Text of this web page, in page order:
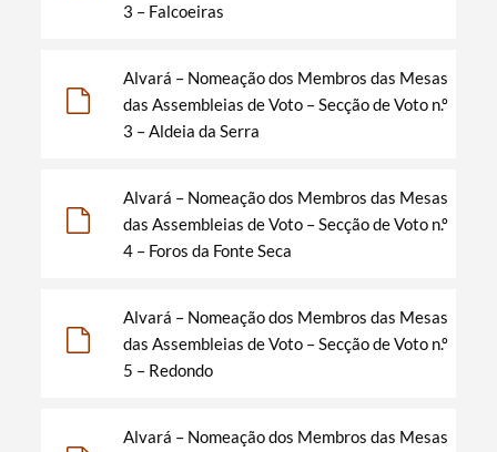
Termo de Pesquisa
Categorias gerais
3 – Falcoeiras
Alvará – Nomeação dos Membros das Mesas
das Assembleias de Voto – Secção de Voto n.º
3 – Aldeia da Serra
Alvará – Nomeação dos Membros das Mesas
das Assembleias de Voto – Secção de Voto n.º
4 – Foros da Fonte Seca
Alvará – Nomeação dos Membros das Mesas
das Assembleias de Voto – Secção de Voto n.º
5 – Redondo
Alvará – Nomeação dos Membros das Mesas